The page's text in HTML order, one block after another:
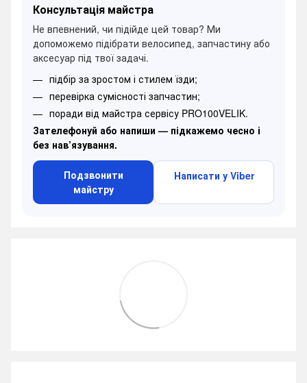
Консультація майстра
Не впевнений, чи підійде цей товар? Ми
допоможемо підібрати велосипед, запчастину або
аксесуар під твої задачі.
підбір за зростом і стилем їзди;
перевірка сумісності запчастин;
поради від майстра сервісу PRO100VELIK.
Зателефонуй або напиши — підкажемо чесно і
без нав’язування.
Подзвонити
майстру
Написати у Viber